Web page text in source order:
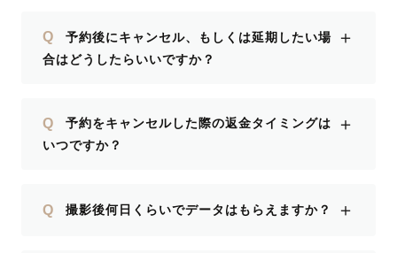
Q
予約後にキャンセル、もしくは延期したい場
合はどうしたらいいですか？
＋
Q
予約をキャンセルした際の返金タイミングは
いつですか？
＋
Q 撮影後何日くらいでデータはもらえますか？ ＋